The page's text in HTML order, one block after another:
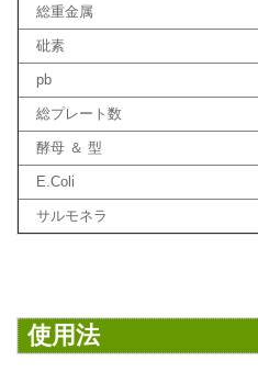
総重金属
砒素
pb
総プレート数
酵母 ＆ 型
E.Coli
サルモネラ
使用法